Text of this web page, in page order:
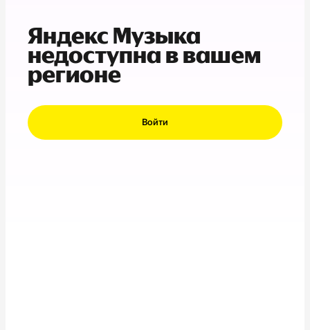
Яндекс Музыка
недоступна в вашем
регионе
Войти